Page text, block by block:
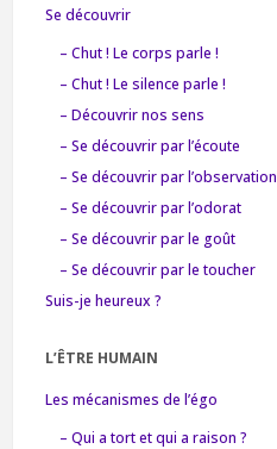
Se découvrir
– Chut ! Le corps parle !
– Chut ! Le silence parle !
– Découvrir nos sens
– Se découvrir par l’écoute
– Se découvrir par l’observation
– Se découvrir par l’odorat
– Se découvrir par le goût
– Se découvrir par le toucher
Suis-je heureux ?
L’ÊTRE HUMAIN
Les mécanismes de l’égo
– Qui a tort et qui a raison ?